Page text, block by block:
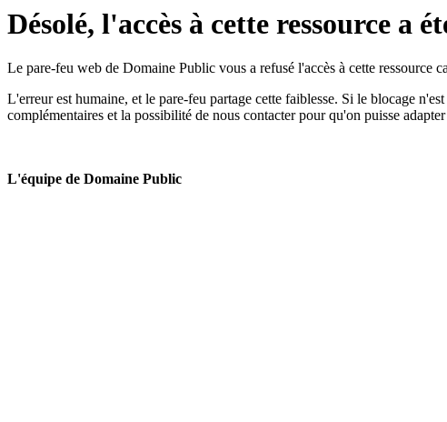
Désolé, l'accès à cette ressource a
Le pare-feu web de Domaine Public vous a refusé l'accès à cette ressource
L'erreur est humaine, et le pare-feu partage cette faiblesse. Si le blocage
complémentaires et la possibilité de nous contacter pour qu'on puisse
L'équipe de Domaine Public